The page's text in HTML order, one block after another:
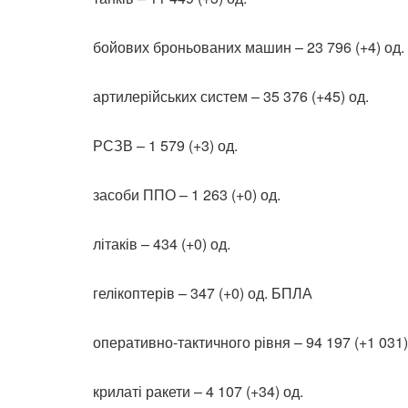
бойових броньованих машин – 23 796 (+4) од.
артилерійських систем – 35 376 (+45) од.
РСЗВ – 1 579 (+3) од.
засоби ППО – 1 263 (+0) од.
літаків – 434 (+0) од.
гелікоптерів – 347 (+0) од. БПЛА
оперативно-тактичного рівня – 94 197 (+1
крилаті ракети – 4 107 (+34) од.